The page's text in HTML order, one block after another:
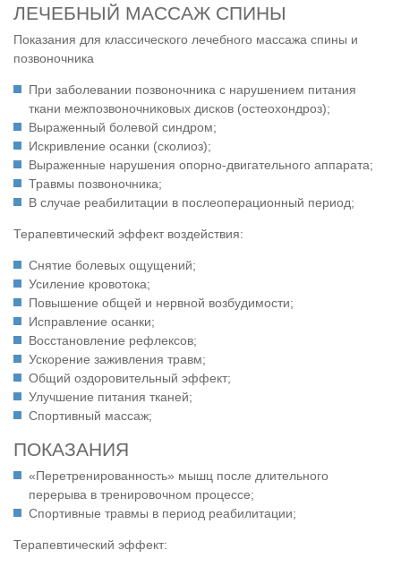
ЛЕЧЕБНЫЙ МАССАЖ СПИНЫ
Показания для классического лечебного массажа спины и
позвоночника
При заболевании позвоночника с нарушением питания
ткани межпозвоночниковых дисков (остеохондроз);
Выраженный болевой синдром;
Искривление осанки (сколиоз);
Выраженные нарушения опорно-двигательного аппарата;
Травмы позвоночника;
В случае реабилитации в послеоперационный период;
Терапевтический эффект воздействия:
Снятие болевых ощущений;
Усиление кровотока;
Повышение общей и нервной возбудимости;
Исправление осанки;
Восстановление рефлексов;
Ускорение заживления травм;
Общий оздоровительный эффект;
Улучшение питания тканей;
Спортивный массаж;
ПОКАЗАНИЯ
«Перетренированность» мышц после длительного
перерыва в тренировочном процессе;
Спортивные травмы в период реабилитации;
Терапевтический эффект: